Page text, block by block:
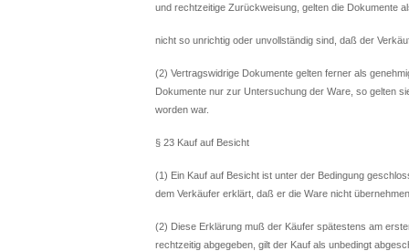
und rechtzeitige Zurückweisung, gelten die Dokumente
nicht so unrichtig oder unvollständig sind, daß der
(2) Vertragswidrige Dokumente gelten ferner als
Dokumente nur zur Untersuchung der Ware, so gelten
worden war.
§ 23 Kauf auf Besicht
(1) Ein Kauf auf Besicht ist unter der Bedingung
dem Verkäufer erklärt, daß er die Ware nicht
(2) Diese Erklärung muß der Käufer spätestens am
rechtzeitig abgegeben, gilt der Kauf als unbedingt